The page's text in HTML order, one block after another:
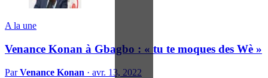
A la une
Venance Konan à Gbagbo : « tu te moques des Wè »
ParVenance Konan · avr. 13, 2022